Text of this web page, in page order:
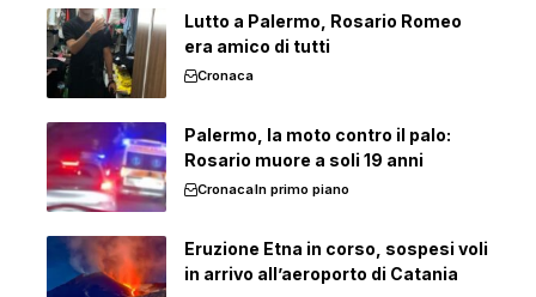
Lutto a Palermo, Rosario Romeo
era amico di tutti
Cronaca
Palermo, la moto contro il palo:
Rosario muore a soli 19 anni
CronacaIn primo piano
Eruzione Etna in corso, sospesi voli
in arrivo all’aeroporto di Catania